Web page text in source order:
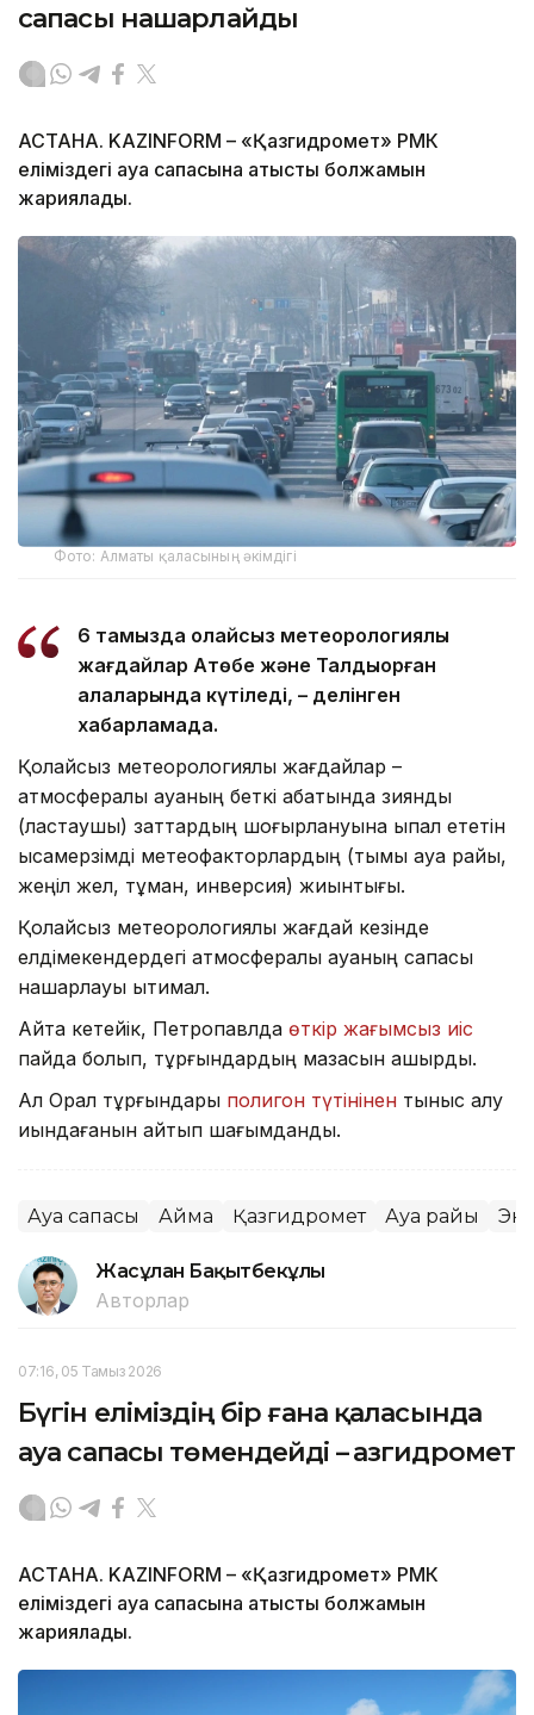
сапасы нашарлайды
АСТАНА. KAZINFORM – «Қазгидромет» РМК
еліміздегі ауа сапасына қатысты болжамын
жариялады.
Фото: Алматы қаласының әкімдігі
6 тамызда қолайсыз метеорологиялық
жағдайлар Ақтөбе және Талдықорған
қалаларында күтіледі, – делінген
хабарламада.
Қолайсыз метеорологиялық жағдайлар –
атмосфералық ауаның беткі қабатында зиянды
(ластаушы) заттардың шоғырлануына ықпал ететін
қысқамерзімді метеофакторлардың (тымық ауа райы,
жеңіл жел, тұман, инверсия) жиынтығы.
Қолайсыз метеорологиялық жағдай кезінде
елдімекендердегі атмосфералық ауаның сапасы
нашарлауы ықтимал.
Айта кетейік, Петропавлда өткір жағымсыз иіс
пайда болып, тұрғындардың мазасын қашырды.
Ал Орал тұрғындары полигон түтінінен тыныс алу
қиындағанын айтып шағымданды.
Ауа сапасы Аймақ Қазгидромет Ауа райы
Жасұлан Бақытбекұлы
Авторлар
07:16, 05 Тамыз 2026
Бүгін еліміздің бір ғана қаласында
ауа сапасы төмендейді – Қазгидромет
АСТАНА. KAZINFORM – «Қазгидромет» РМК
еліміздегі ауа сапасына қатысты болжамын
жариялады.